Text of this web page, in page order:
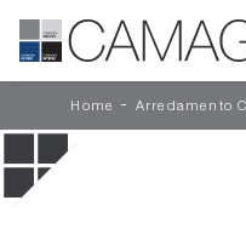
Home - Arredamento